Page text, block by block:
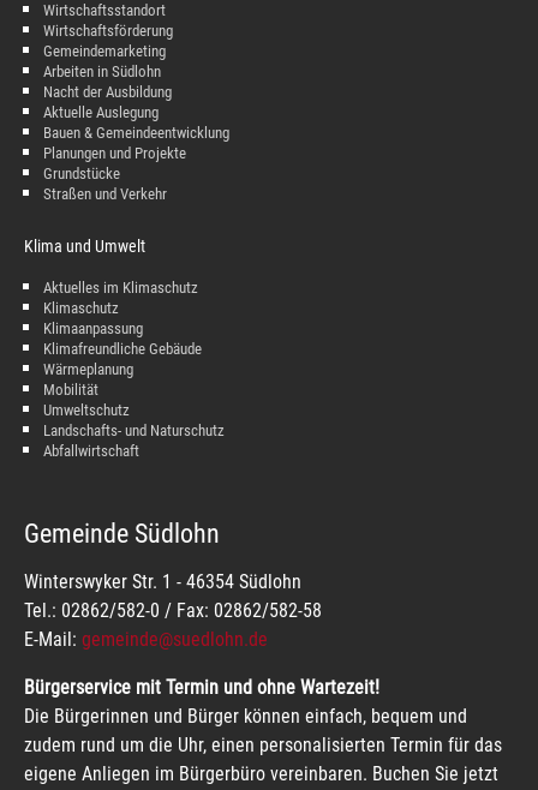
Wirtschaftsstandort
Wirtschaftsförderung
Gemeindemarketing
Arbeiten in Südlohn
Nacht der Ausbildung
Aktuelle Auslegung
Bauen & Gemeindeentwicklung
Planungen und Projekte
Grundstücke
Straßen und Verkehr
Klima und Umwelt
Aktuelles im Klimaschutz
Klimaschutz
Klimaanpassung
Klimafreundliche Gebäude
Wärmeplanung
Mobilität
Umweltschutz
Landschafts- und Naturschutz
Abfallwirtschaft
Gemeinde Südlohn
Winterswyker Str. 1 - 46354 Südlohn
Tel.: 02862/582-0 / Fax: 02862/582-58
E-Mail: gemeinde@suedlohn.de
Bürgerservice mit Termin und ohne Wartezeit!
Die Bürgerinnen und Bürger können einfach, bequem und
zudem rund um die Uhr, einen personalisierten Termin für das
eigene Anliegen im Bürgerbüro vereinbaren. Buchen Sie jetzt